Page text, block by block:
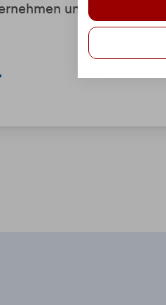
und Neues